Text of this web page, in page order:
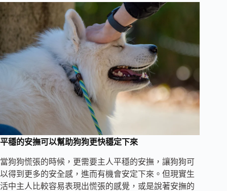
平穩的安撫可以幫助狗狗更快穩定下來
當狗狗慌張的時候，更需要主人平穩的安撫，讓狗狗可
以得到更多的安全感，進而有機會安定下來。但現實生
活中主人比較容易表現出慌張的感覺，或是說著安撫的